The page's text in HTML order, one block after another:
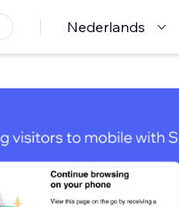
Nederlands